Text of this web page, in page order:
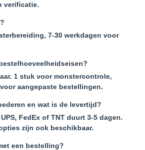
verificatie.
7-30 werkdagen voor
1 stuk voor monstercontrole,
aangepaste bestellingen.
en wat is de levertijd?
FedEx of TNT duurt 3-5 dagen.
zijn ook beschikbaar.
een bestelling?